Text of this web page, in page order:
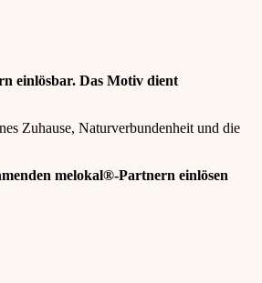
einlösbar. Das Motiv dient
Zuhause, Naturverbundenheit und die
melokal®-Partnern einlösen